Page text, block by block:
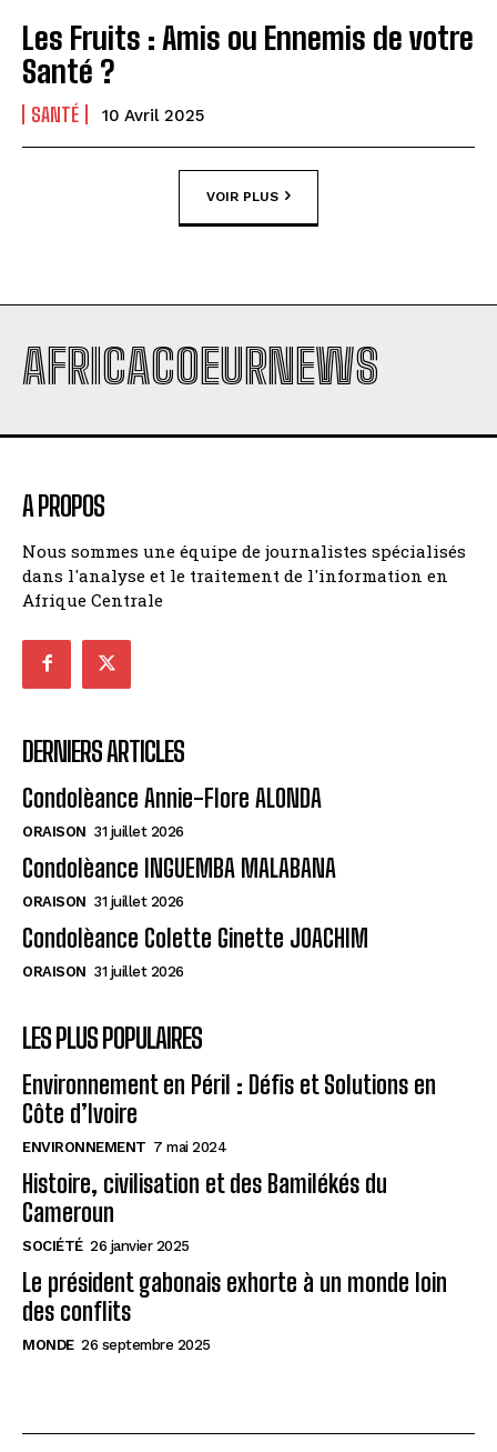
Les Fruits : Amis ou Ennemis de votre
Santé ?
SANTÉ 10 Avril 2025
VOIR PLUS
AFRICACOEURNEWS
A PROPOS
Nous sommes une équipe de journalistes spécialisés
dans l'analyse et le traitement de l'information en
Afrique Centrale
DERNIERS ARTICLES
Condolèance Annie-Flore ALONDA
ORAISON 31 juillet 2026
Condolèance INGUEMBA MALABANA
ORAISON 31 juillet 2026
Condolèance Colette Ginette JOACHIM
ORAISON 31 juillet 2026
LES PLUS POPULAIRES
Environnement en Péril : Défis et Solutions en
Côte d’Ivoire
ENVIRONNEMENT 7 mai 2024
Histoire, civilisation et des Bamilékés du
Cameroun
SOCIÉTÉ 26 janvier 2025
Le président gabonais exhorte à un monde loin
des conflits
MONDE 26 septembre 2025